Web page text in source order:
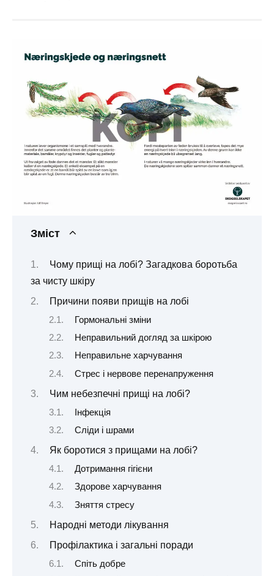
Зміст
Чому прищі на лобі? Загадкова боротьба
за чисту шкіру
Причини появи прищів на лобі
Гормональні зміни
Неправильний догляд за шкірою
Неправильне харчування
Стрес і нервове перенапруження
Чим небезпечні прищі на лобі?
Інфекція
Сліди і шрами
Як боротися з прищами на лобі?
Дотримання гігієни
Здорове харчування
Зняття стресу
Народні методи лікування
Профілактика і загальні поради
Спіть добре